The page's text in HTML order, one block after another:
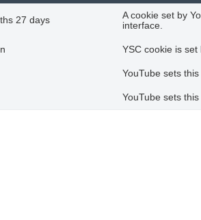
27 days
A cookie set by
interface.
YSC cookie is
YouTube sets
YouTube sets